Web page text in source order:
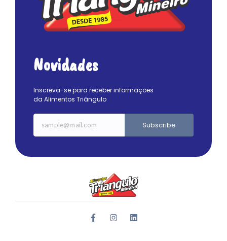
Novidades
Inscreva-se para receber informações
da Alimentos Triângulo
Subscribe